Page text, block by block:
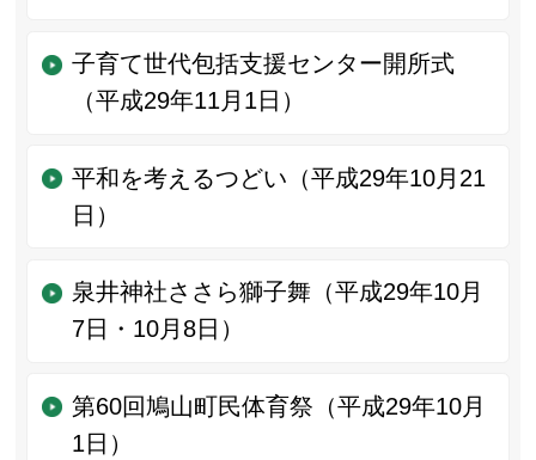
子育て世代包括支援センター開所式
（平成29年11月1日）
平和を考えるつどい（平成29年10月21
日）
泉井神社ささら獅子舞（平成29年10月
7日・10月8日）
第60回鳩山町民体育祭（平成29年10月
1日）